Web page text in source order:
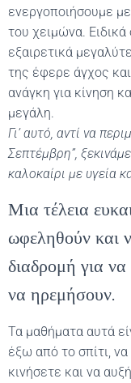
ενεργοποιήσουμε
του χειμώνα.
εξαιρετικά
της έφερε άγχος
ανάγκη για κίνηση
μεγάλη.
Γι’ αυτό, αντί να
Σεπτέμβρη”,
καλοκαίρι με υγεία
Μια τέλεια
ωφεληθούν και
διαδρομή για
να ηρεμήσουν.
Τα μαθήματα αυτά
έξω από το σπίτι,
κινήσετε και να